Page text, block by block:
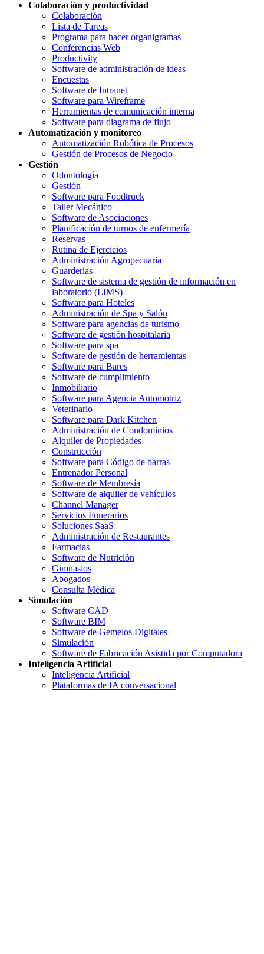
Colaboración y productividad
Colaboración
Lista de Tareas
Programa para hacer organigramas
Conferencias Web
Productivity
Software de administración de ideas
Encuestas
Software de Intranet
Software para Wireframe
Herramientas de comunicación interna
Software para diagrama de flujo
Automatización y monitoreo
Automatización Robótica de Procesos
Gestión de Procesos de Negocio
Gestión
Odontología
Gestión
Software para Foodtruck
Taller Mecánico
Software de Asociaciones
Planificación de turnos de enfermería
Reservas
Rutina de Ejercicios
Administración Agropecuaria
Guarderías
Software de sistema de gestión de información en
laboratorio (LIMS)
Software para Hoteles
Administración de Spa y Salón
Software para agencias de turismo
Software de gestión hospitalaria
Software para spa
Software de gestión de herramientas
Software para Bares
Software de cumplimiento
Inmobiliario
Software para Agencia Automotriz
Veterinario
Software para Dark Kitchen
Administración de Condominios
Alquiler de Propiedades
Construcción
Software para Código de barras
Entrenador Personal
Software de Membresía
Software de alquiler de vehículos
Channel Manager
Servicios Funerarios
Soluciones SaaS
Administración de Restaurantes
Farmacias
Software de Nutrición
Gimnasios
Abogados
Consulta Médica
Simulación
Software CAD
Software BIM
Software de Gemelos Digitales
Simulación
Software de Fabricación Asistida por Computadora
Inteligencia Artificial
Inteligencia Artificial
Plataformas de IA conversacional